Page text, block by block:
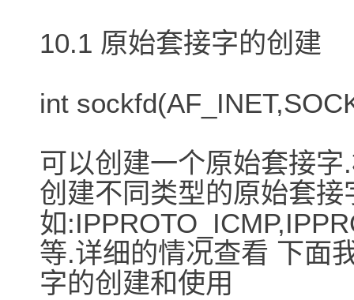
10.1 原始套接字的创建
int
可以创建一个原始套接
创建不同类型的原始套接
如
等.详细的情况查看 下面
字的创建和使用